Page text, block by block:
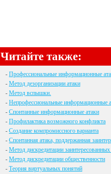
Читайте также:
- Профессиональные информационные
- Метод дезорганизации атаки
- Метод вспышки.
- Непрофессиональные информационные
- Спонтанные информационные атаки
- Профилактика возможного конфликта
- Создание компромиссного варианта
- Спонтанная атака, поддержанная
- Метод дискредитации
- Метод дискредитации общественности
- Теория виртуальных понятий